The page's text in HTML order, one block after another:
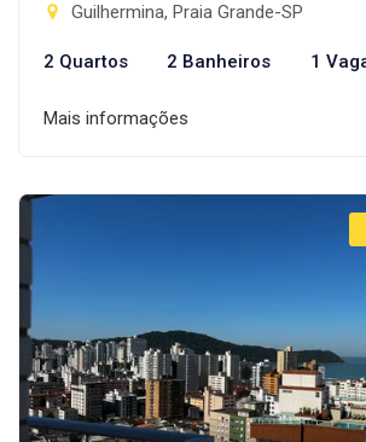
Guilhermina, Praia Grande-SP
2 Quartos 2 Banheiros 1
Mais informações